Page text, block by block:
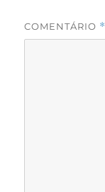
COMENTÁRIO *